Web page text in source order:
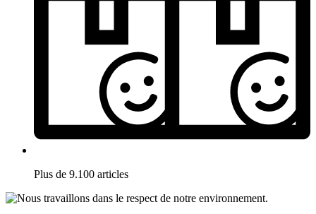
Plus de 9.100 articles